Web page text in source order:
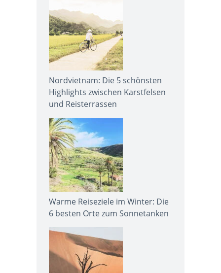
Nordvietnam: Die 5 schönsten
Highlights zwischen Karstfelsen
und Reisterrassen
Warme Reiseziele im Winter: Die
6 besten Orte zum Sonnetanken